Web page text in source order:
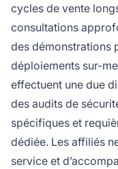
cycles de vente
consultations
des démonstrations
déploiements sur-
effectuent une due
des audits de
spécifiques et
dédiée. Les affiliés
service et